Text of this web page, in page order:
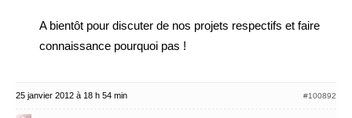
A bientôt pour discuter de nos projets respectifs et faire
connaissance pourquoi pas !
25 janvier 2012 à 18 h 54 min #100892